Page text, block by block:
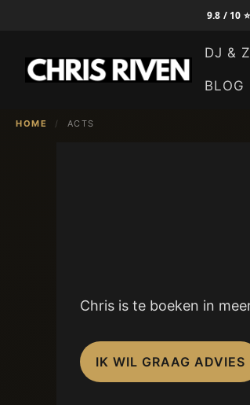
inhoud
9.8 / 10
DJ &
BLOG
HOME / ACTS
Chris is te boeken in
IK WIL GRAAG ADVIES